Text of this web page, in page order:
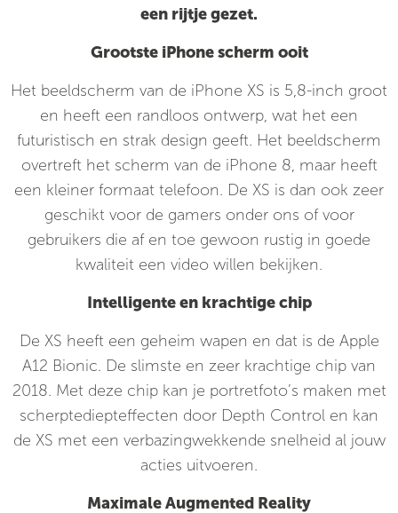
een rijtje gezet.
Grootste iPhone scherm ooit
Het beeldscherm van de iPhone XS is 5,8-inch groot
en heeft een randloos ontwerp, wat het een
futuristisch en strak design geeft. Het beeldscherm
overtreft het scherm van de iPhone 8, maar heeft
een kleiner formaat telefoon. De XS is dan ook zeer
geschikt voor de gamers onder ons of voor
gebruikers die af en toe gewoon rustig in goede
kwaliteit een video willen bekijken.
Intelligente en krachtige chip
De XS heeft een geheim wapen en dat is de Apple
A12 Bionic. De slimste en zeer krachtige chip van
2018. Met deze chip kan je portretfoto’s maken met
scherptediepteffecten door Depth Control en kan
de XS met een verbazingwekkende snelheid al jouw
acties uitvoeren.
Maximale Augmented Reality